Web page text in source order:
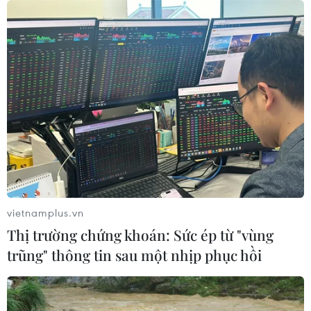
07/08/2026 09:10
Bản Lồng - nơi văn hóa Mông hòa
nhịp cùng du lịch cộng đồng giữa
cổng trời Pha Đin
07/08/2026 08:31
Miss Galaxy Vietnam 2026: Sân chơi
nhan sắc khác biệt với dấu ấn công
Nhịp điệu Samulnori vang
dội, Áo dài - Hanbok 'khoe sắc' bên
sông Hàn
vietnamplus.vn
Thị trường chứng khoán: Sức ép từ "vùng
trũng" thông tin sau một nhịp phục hồi